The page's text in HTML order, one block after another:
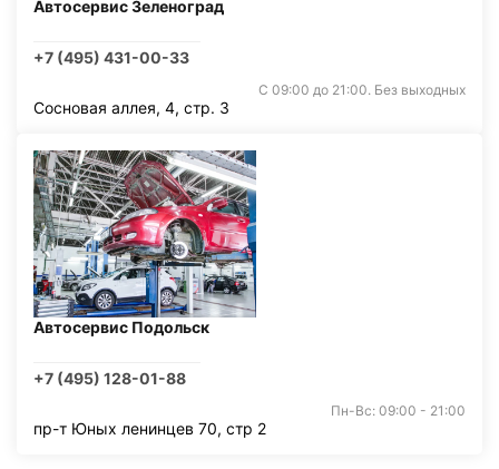
Автосервис Зеленоград
+7 (495) 431-00-33
С 09:00 до 21:00. Без выходных
Сосновая аллея, 4, стр. 3
Автосервис Подольск
+7 (495) 128-01-88
Пн-Вс: 09:00 - 21:00
пр-т Юных ленинцев 70, стр 2